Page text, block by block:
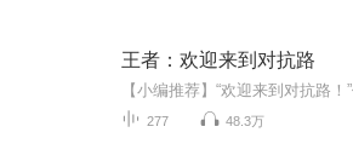
王者：欢迎来到对抗路
277 48.3万